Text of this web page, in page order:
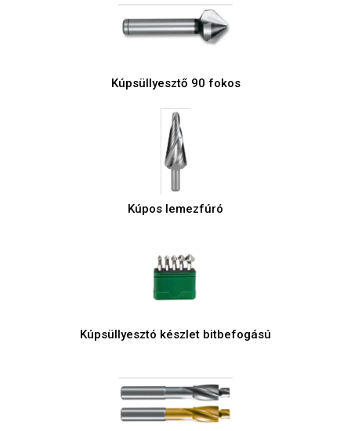
Kúpsüllyesztő 90 fokos
Kúpos lemezfúró
Kúpsüllyesztó készlet bitbefogású